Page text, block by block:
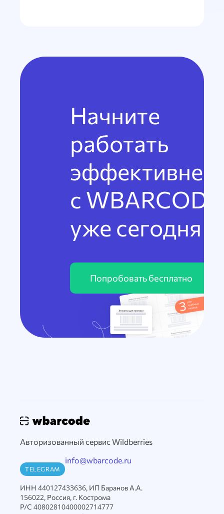
Начните
работать
эффективнее
с WBARCODE
уже сегодня
Попробовать бесплатно
Авторизованный сервис Wildberries
TELEGRAM
info@wbarcode.ru
ИНН 440127433636, ИП Баранов А.А.
156022, Россия, г. Кострома
Р/С 40802810400002714777